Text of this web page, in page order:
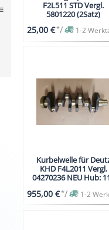
F2L511 STD Vergl.
5801220 (2Satz)
25,00 €*/ 1-2
Kurbelwelle für
KHD F4L2011 Vergl.
04270236 NEU Hub:
955,00 €*/ 1-2